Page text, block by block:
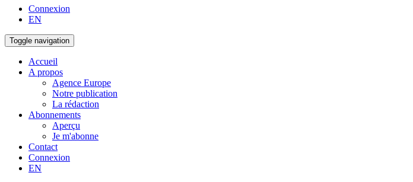
Connexion
EN
Toggle navigation
Accueil
A propos
Agence Europe
Notre publication
La rédaction
Abonnements
Aperçu
Je m'abonne
Contact
Connexion
EN